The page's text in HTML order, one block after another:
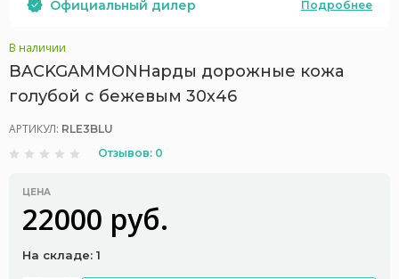
Официальный дилер Подробнее
В наличии
BACKGAMMONНарды дорожные кожа
голубой с бежевым 30х46
АРТИКУЛ: RLE3BLU
Отзывов: 0
ЦЕНА
22000 руб.
На складе: 1